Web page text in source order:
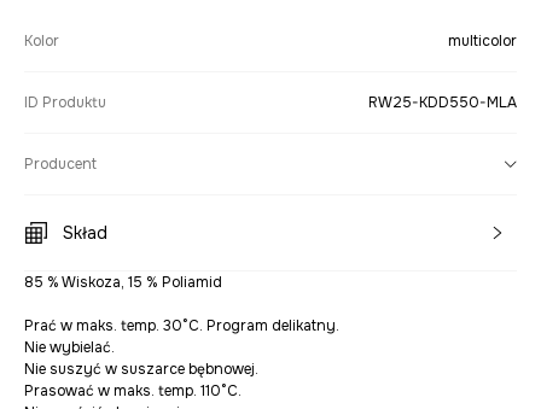
Kolor multicolor
ID Produktu RW25-KDD550-MLA
Producent
Skład
85 % Wiskoza, 15 % Poliamid
Prać w maks. temp. 30°C. Program delikatny.
Nie wybielać.
Nie suszyć w suszarce bębnowej.
Prasować w maks. temp. 110°C.